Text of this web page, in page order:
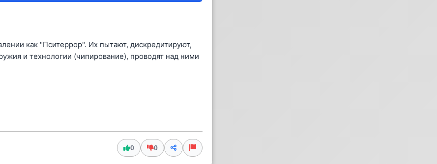
как "Пситеррор". Их пытают, дискредитируют,
и технологии (чипирование), проводят над ними
0 0